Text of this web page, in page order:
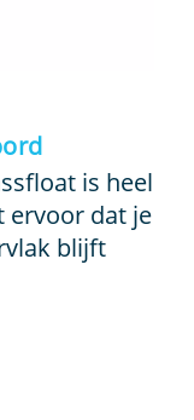
is heel
ervoor dat je
blijft